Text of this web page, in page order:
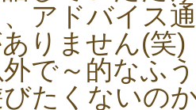
アドバイス
りません(笑)
外で～的なふ
たくないの